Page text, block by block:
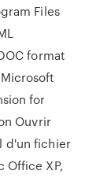
Files
format
for
Ouvrir
d'un fichier
Office XP,